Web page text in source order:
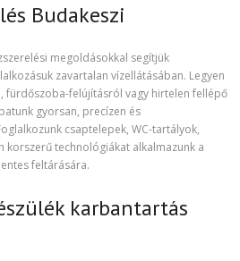
Budakeszi
megoldásokkal segítjük
zavartalan vízellátásában. Legyen
fürdőszoba-felújításról vagy hirtelen fellépő
gyorsan, precízen és
csaptelepek, WC-tartályok,
korszerű technológiákat alkalmazunk a
feltárására.
karbantartás